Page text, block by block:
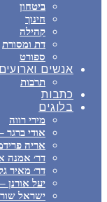
ביטחון
חינוך
קהילה
דת ומסורת
ספורט
אנשים וארועים
תרבות
כתבות
בלוגים
מירי רווה
אודי ברגר
אריה
דר׳ אמנה
דר׳ מאיר
יעל אורנן
ישראל